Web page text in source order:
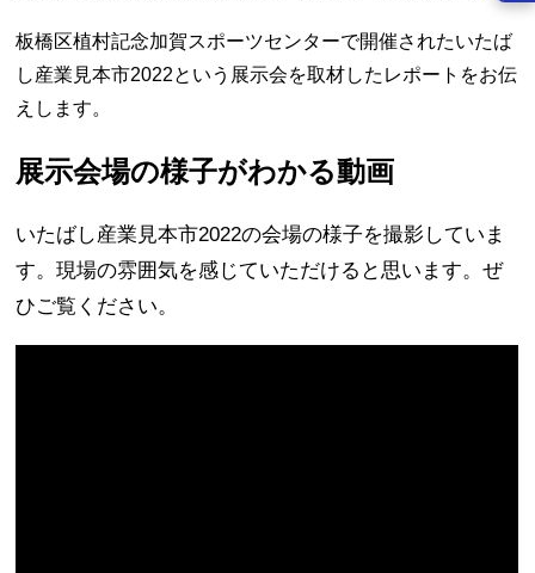
板橋区植村記念加賀スポーツセンターで開催されたいたば
し産業見本市2022という展示会を取材したレポートをお伝
えします。
展示会場の様子がわかる動画
いたばし産業見本市2022の会場の様子を撮影していま
す。現場の雰囲気を感じていただけると思います。ぜ
ひご覧ください。